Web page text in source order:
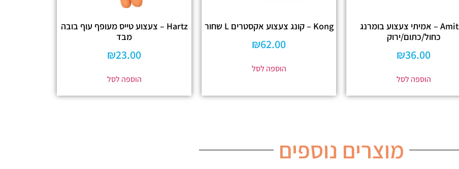
Amitay – אמיתי צעצוע בומרנג
כחול/כתום/ירוק
₪36.00
הוספה לסל
Kong – קונג צעצוע אקסטרים L שחור
₪62.00
הוספה לסל
Hartz – צעצוע טייס מעופף עוף בובה
מבד
₪23.00
הוספה לסל
מוצרים נוספים